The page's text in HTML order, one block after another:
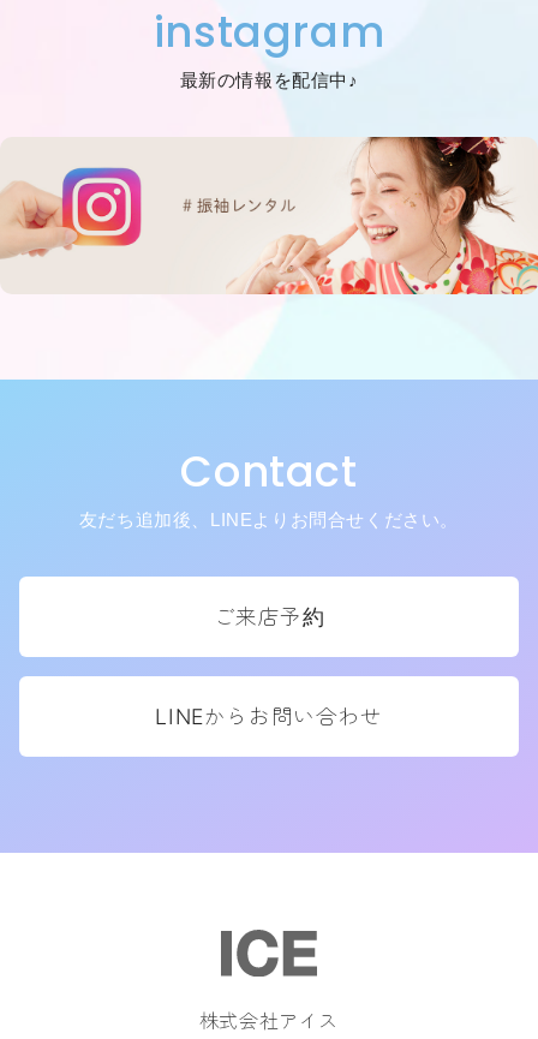
instagram
最新の情報を配信中♪
Contact
友だち追加後、LINEよりお問合せください。
ご来店予約
LINEからお問い合わせ
株式会社アイス